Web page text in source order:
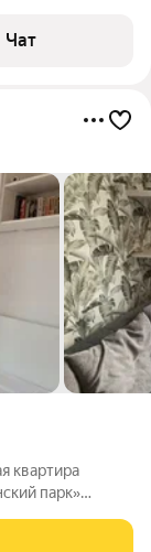
света.
Чат
квартира
парк»
планировка